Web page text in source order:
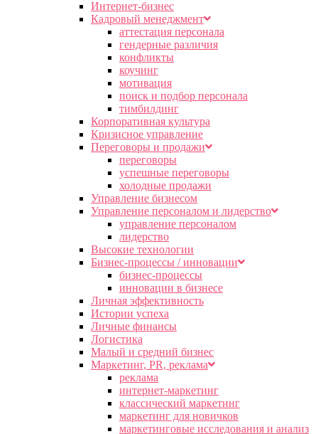
Интернет-бизнес
Кадровый менеджмент
аттестация персонала
гендерные различия
конфликты
коучинг
мотивация
поиск и подбор персонала
тимбилдинг
Корпоративная культура
Кризисное управление
Переговоры и продажи
переговоры
успешные переговоры
холодные продажи
Управление бизнесом
Управление персоналом и лидерство
управление персоналом
лидерство
Высокие технологии
Бизнес-процессы / инновации
бизнес-процессы
инновации в бизнесе
Личная эффективность
Истории успеха
Личные финансы
Логистика
Малый и средний бизнес
Маркетинг, PR, реклама
реклама
интернет-маркетинг
классический маркетинг
маркетинг для новичков
маркетинговые исследования и анализ